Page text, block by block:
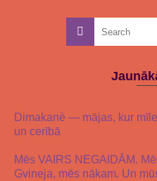
Dimakanè — mājas, kur
un cerībā
Mēs VAIRS NEGAIDĀM.
Gvineja, mēs nākam. Un